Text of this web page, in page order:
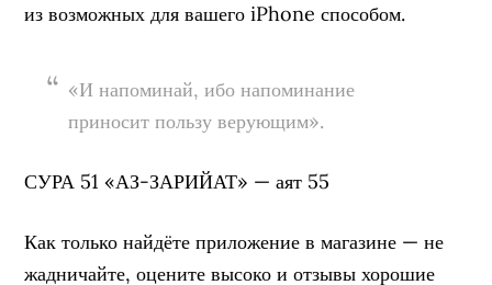
из возможных для вашего iPhone способом.
«И напоминай, ибо напоминание
приносит пользу верующим».
СУРА 51 «АЗ-ЗАРИЙАТ» — аят 55
Как только найдёте приложение в магазине — не
жадничайте, оцените высоко и отзывы хорошие